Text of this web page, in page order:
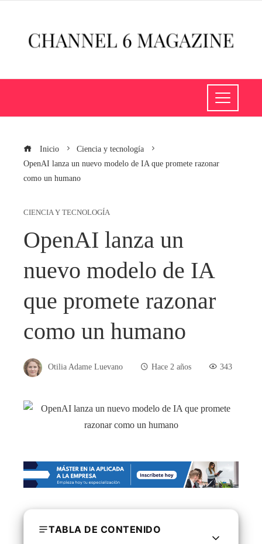
Inicio
Ciencia y tecnología
OpenAI lanza un nuevo modelo de IA que promete razonar
como un humano
CIENCIA Y TECNOLOGÍA
OpenAI lanza un
nuevo modelo de IA
que promete razonar
como un humano
Otilia Adame Luevano Hace 2 años 343
TABLA DE CONTENIDO